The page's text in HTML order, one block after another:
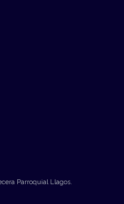
Parroquial Llagos.